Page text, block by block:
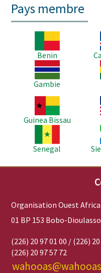
Pays membre
Benin
Image
Gambie
Image
Guinea Bissau
Senegal
Organisation Ouest
01 BP 153 Bobo-
(226) 20 97 01 00 / (226)
(226) 20 97 57 72